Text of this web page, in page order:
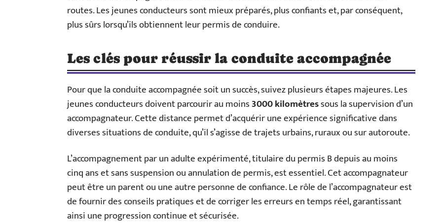
routes. Les jeunes conducteurs sont mieux préparés, plus confiants et, par conséquent,
plus sûrs lorsqu’ils obtiennent leur permis de conduire.
Les clés pour réussir la conduite accompagnée
Pour que la conduite accompagnée soit un succès, suivez plusieurs étapes majeures. Les
jeunes conducteurs doivent parcourir au moins3000 kilomètressous la supervision d’un
accompagnateur. Cette distance permet d’acquérir une expérience significative dans
diverses situations de conduite, qu’il s’agisse de trajets urbains, ruraux ou sur autoroute.
L’accompagnement par un adulte expérimenté, titulaire du permis B depuis au moins
cinq ans et sans suspension ou annulation de permis, est essentiel. Cet accompagnateur
peut être un parent ou une autre personne de confiance. Le rôle de l’accompagnateur est
de fournir des conseils pratiques et de corriger les erreurs en temps réel, garantissant
ainsi une progression continue et sécurisée.